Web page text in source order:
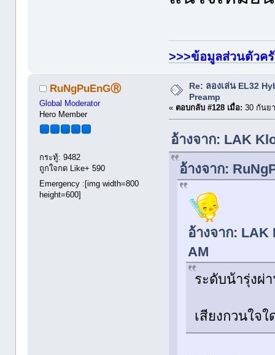
>>>ข้อมูลส่วนตัวค
RuNgPuEnGⓇ
Global Moderator
Hero Member
กระทู้: 9482
ถูกใจกด Like+ 590
Emergency :[img width=800
height=600]
Re: ลองเล่น EL32
Preamp
« ตอบกลับ #128 เมื่อ: 30 กันย
อ้างจาก: LAK
อ้างจาก:
อ้างจาก: LAK
AM
ระดับน้ารุ่งผ่
เสียงกวนใจ